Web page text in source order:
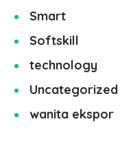
Smart
Softskill
technology
Uncategorized
wanita ekspor